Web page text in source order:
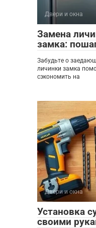
Двери и окна
Замена
замка:
Забудьте о
личинки замка
сэкономить на
Двери и окна
Установка
своими